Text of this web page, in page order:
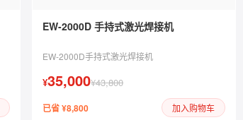
EW-2000D 手持式激光焊接机
EW-2000D手持式激光焊接机
¥35,000¥43,800
已省 ¥8,800 加入购物车